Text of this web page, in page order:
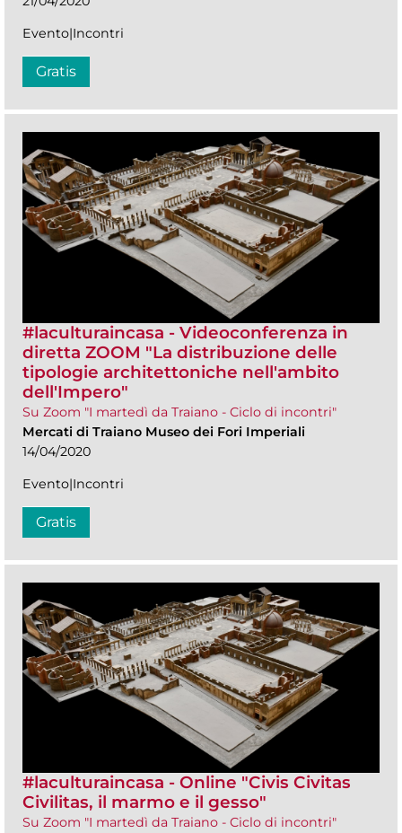
Evento|Incontri
Gratis
#laculturaincasa - Videoconferenza in
diretta ZOOM​ "La distribuzione delle
tipologie architettoniche nell'ambito
dell'Impero"
Su Zoom "I martedì da Traiano - Ciclo di incontri"
Mercati di Traiano Museo dei Fori Imperiali
14/04/2020
Evento|Incontri
Gratis
#laculturaincasa - Online "Civis Civitas
Civilitas, il marmo e il gesso"
Su Zoom "I martedì da Traiano - Ciclo di incontri"